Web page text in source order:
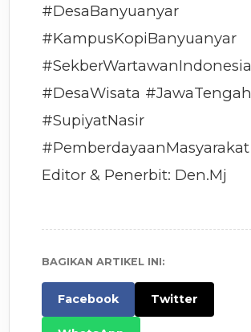
#DesaBanyuanyar
#KampusKopiBanyuanyar
#SekberWartawanIndonesia
#DesaWisata #JawaTengah
#SupiyatNasir
#PemberdayaanMasyarakat
Editor & Penerbit: Den.Mj
BAGIKAN ARTIKEL INI:
Facebook Twitter